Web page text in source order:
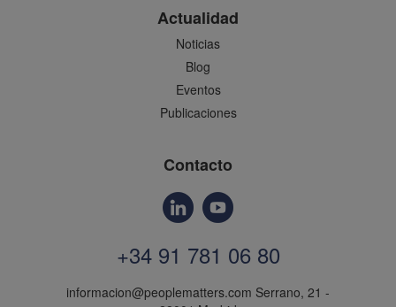
Actualidad
Noticias
Blog
Eventos
Publicaciones
Contacto
+34 91 781 06 80
informacion@peoplematters.com Serrano, 21 -